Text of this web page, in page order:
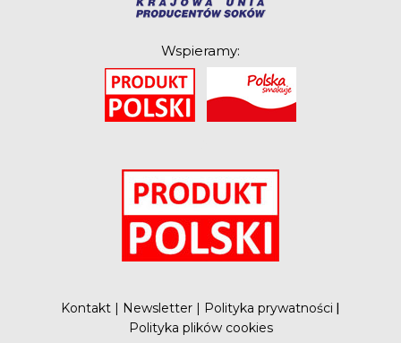
Wspieramy:
Kontakt Newsletter Polityka prywatności
Polityka plików cookies